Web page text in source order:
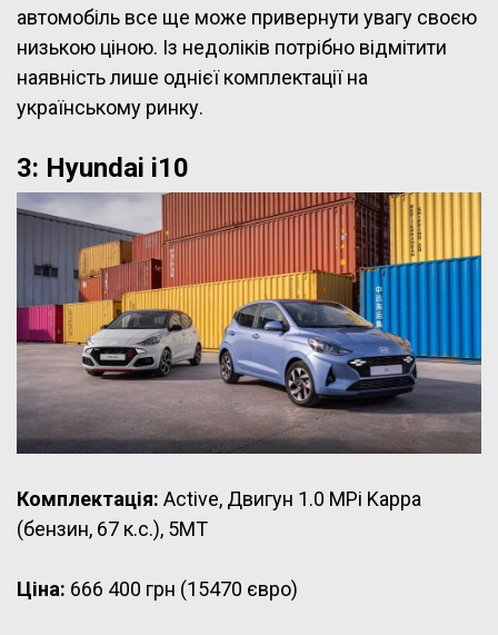
автомобіль все ще може привернути увагу своєю
низькою ціною. Із недоліків потрібно відмітити
наявність лише однієї комплектації на
українському ринку.
3: Hyundai i10
Комплектація: Active, Двигун 1.0 MPi Kappa
(бензин, 67 к.с.), 5МТ
Ціна: 666 400 грн (15470 євро)